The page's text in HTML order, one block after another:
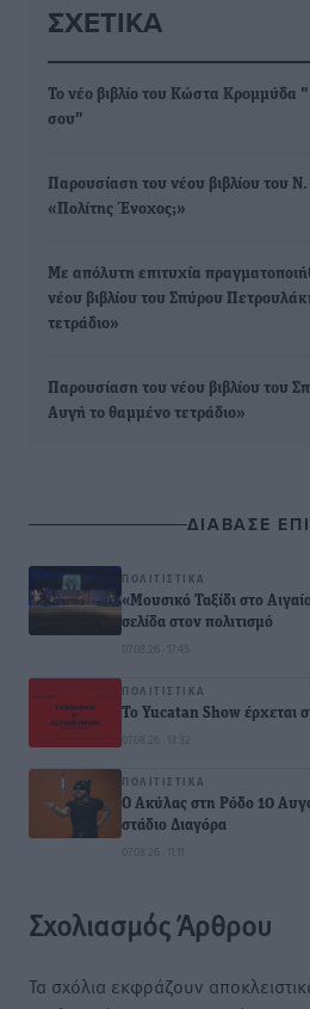
ΣΧΕΤΙΚΆ
Το νέο βιβλίο του Κώστα Κρομμύδα
σου"
Παρουσίαση του νέου βιβλίου του
«Πολίτης Ένοχος;»
Με απόλυτη επιτυχία
νέου βιβλίου του Σπύρου
τετράδιο»
Παρουσίαση του νέου βιβλίου του
Αυγή το θαμμένο τετράδιο»
ΔΙΑΒΑΣΕ
ΠΟΛΙΤΙΣΤΙΚΆ
«Μουσικό Ταξίδι στο
σελίδα στον πολιτισμό
07.08.26 · 17:45
ΠΟΛΙΤΙΣΤΙΚΆ
Το Yucatan Show έρχεται
07.08.26 · 13:32
ΠΟΛΙΤΙΣΤΙΚΆ
Ο Ακύλας στη Ρόδο 10
στάδιο Διαγόρα
07.08.26 · 11:11
Σχολιασμός Άρθρου
Τα σχόλια εκφράζουν